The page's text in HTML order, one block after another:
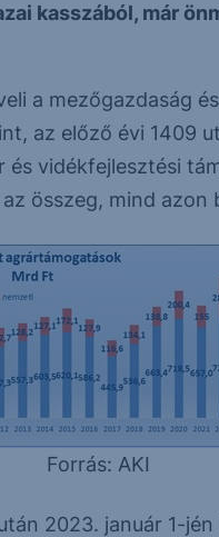
kasszából, már
a mezőgazdaság
az előző évi 1409
vidékfejlesztési
összeg, mind azon
Forrás: AKI
2023. január 1-